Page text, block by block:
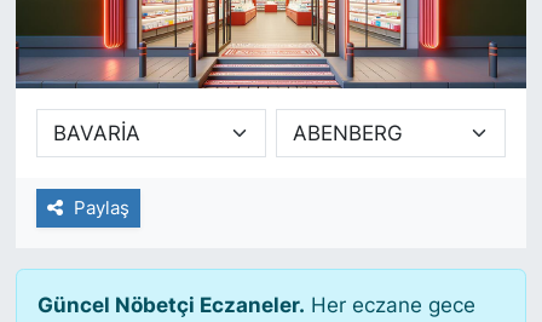
Paylaş
Güncel Nöbetçi Eczaneler. Her eczane gece
SİYASET
SAĞLIK